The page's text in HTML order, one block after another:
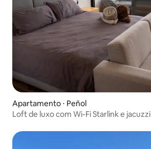
Apartamento ⋅ Peñol
Loft de luxo com Wi-Fi Starlink e jacuzzi